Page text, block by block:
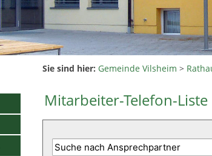
Sie sind hier: Gemeinde Vilsheim >
Mitarbeiter-Telefon-Liste